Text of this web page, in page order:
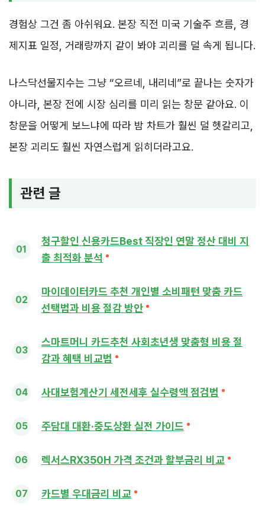
경험상 그건 좀 아쉬워요. 본장 직전 미국 기술주 흐름, 경
제지표 일정, 거래량까지 같이 봐야 괴리를 덜 속게 됩니다.
나스닥선물지수는 그냥 “오르네, 내리네”로 끝나는 숫자가
아니라, 본장 전에 시장 심리를 미리 읽는 창문 같아요. 이
창문을 어떻게 보느냐에 따라 밤 차트가 훨씬 덜 헷갈리고,
본장 괴리도 훨씬 자연스럽게 읽히더라고요.
관련 글
청구할인 신용카드Best 직장인 연말 정산 대비 지
출 최적화 분석
마이데이터카드 추천 개인별 소비패턴 맞춤 카드
선택법과 비용 절감 방안
스마트머니 카드추천 사회초년생 맞춤형 비용 절
감과 혜택 비교법
사대보험계산기 세전세후 실수령액 점검법
주담대 대환·중도상환 실전 가이드
렉서스RX350H 가격 조건과 할부금리 비교
카드별 우대금리 비교